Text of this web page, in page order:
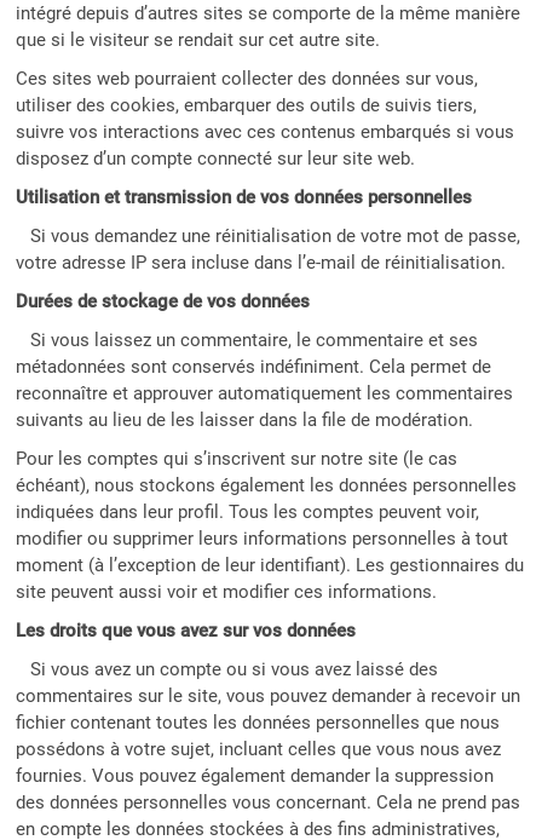
intégré depuis d’autres sites se comporte de la même manière
que si le visiteur se rendait sur cet autre site.
Ces sites web pourraient collecter des données sur vous,
utiliser des cookies, embarquer des outils de suivis tiers,
suivre vos interactions avec ces contenus embarqués si vous
disposez d’un compte connecté sur leur site web.
Utilisation et transmission de vos données personnelles
Si vous demandez une réinitialisation de votre mot de passe,
votre adresse IP sera incluse dans l’e-mail de réinitialisation.
Durées de stockage de vos données
Si vous laissez un commentaire, le commentaire et ses
métadonnées sont conservés indéfiniment. Cela permet de
reconnaître et approuver automatiquement les commentaires
suivants au lieu de les laisser dans la file de modération.
Pour les comptes qui s’inscrivent sur notre site (le cas
échéant), nous stockons également les données personnelles
indiquées dans leur profil. Tous les comptes peuvent voir,
modifier ou supprimer leurs informations personnelles à tout
moment (à l’exception de leur identifiant). Les gestionnaires du
site peuvent aussi voir et modifier ces informations.
Les droits que vous avez sur vos données
Si vous avez un compte ou si vous avez laissé des
commentaires sur le site, vous pouvez demander à recevoir un
fichier contenant toutes les données personnelles que nous
possédons à votre sujet, incluant celles que vous nous avez
fournies. Vous pouvez également demander la suppression
des données personnelles vous concernant. Cela ne prend pas
en compte les données stockées à des fins administratives,